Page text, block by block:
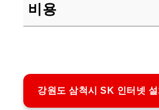
비용
강원도 삼척시 SK 인터넷